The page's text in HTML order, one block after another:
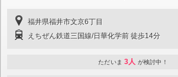
福井県福井市文京6丁目
えちぜん鉄道三国線/日華化学前 徒歩14分
ただいま 3人 が検討中！